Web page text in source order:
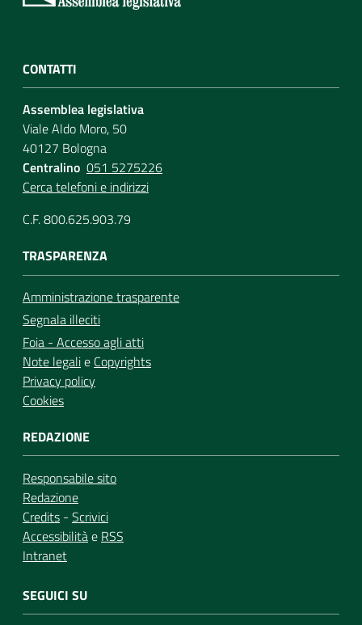
CONTATTI
Assemblea legislativa
Viale Aldo Moro, 50
40127 Bologna
Centralino 051 5275226
Cerca telefoni e indirizzi
C.F. 800.625.903.79
TRASPARENZA
Amministrazione trasparente
Segnala illeciti
Foia - Accesso agli atti
Note legalie Copyrights
Privacy policy
Cookies
REDAZIONE
Responsabile sito
Redazione
Credits - Scrivici
Accessibilitàe RSS
Intranet
SEGUICI SU